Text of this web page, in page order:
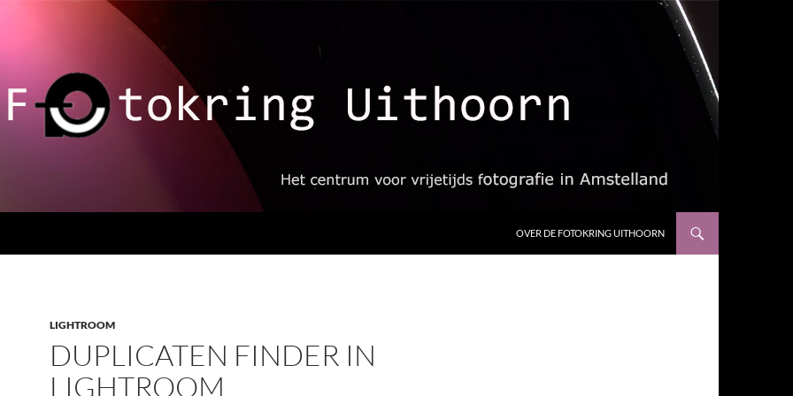
OVER DE FOTOKRING UITHOORN
LIGHTROOM
DUPLICATEN FINDER IN
LIGHTROOM